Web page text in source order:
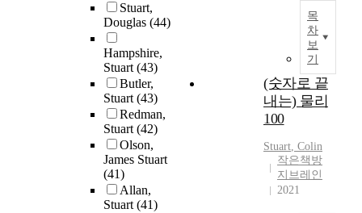
Stuart,
Douglas (44)
Hampshire,
Stuart(43)
Butler,
Stuart(43)
Redman,
Stuart(42)
Olson,
James Stuart
(41)
Allan,
Stuart(41)
목
차
보
기
(숫자로 끝
내는) 물리
100
Stuart, Colin
작은책방
지브레인
2021